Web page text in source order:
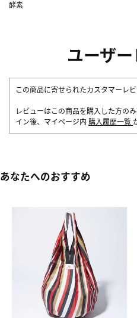
酵素
ユーザ
この商品に寄せられたカスタマーレ
レビューはこの商品を購入した方の
イン後、マイページ内 購入履歴一覧
あなたへのおすすめ